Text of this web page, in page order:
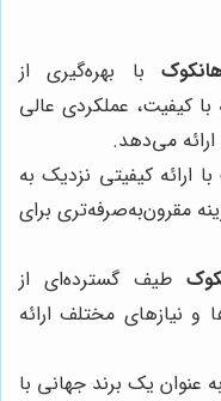
با بهره‌گیری از
با کیفیت، عملکردی عالی
می‌دهد.
با ارائه کیفیتی نزدیک به
مقرون‌به‌صرفه‌تری برای
طیف گسترده‌ای از
و نیازهای مختلف ارائه
به عنوان یک برند جهانی با